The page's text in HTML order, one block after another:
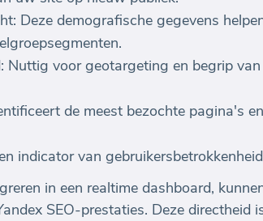
Deze demografische gegevens
Nuttig voor geotargeting en begrip
de meest bezochte pagina's
indicator van
in een realtime dashboard,
SEO-prestaties. Deze directheid